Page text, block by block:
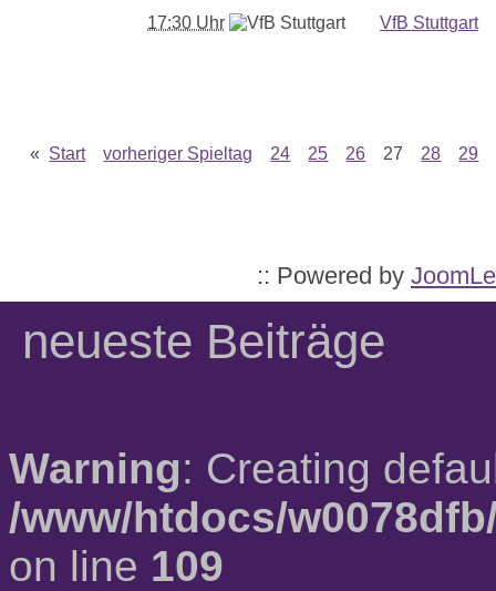
17:30 Uhr VfB Stuttgart
« Start vorheriger Spieltag 24 25 26 27 28 29
:: Powered by
neueste Beiträge
Warning: Creating
/www/htdocs/
on line 109